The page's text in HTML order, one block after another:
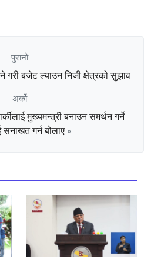
पुरानो
गरी बजेट ल्याउन निजी क्षेत्रको सुझाव
अर्को
मुख्यमन्त्री बनाउन समर्थन गर्ने
गर्न बोलाए»